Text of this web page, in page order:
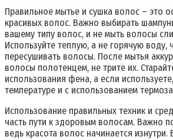
Правильное мытье и сушка волос – это
красивых волос. Важно выбирать
вашему типу волос, и не мыть волосы
Используйте теплую, а не горячую воду,
пересушивать волосы. После мытья
волосы полотенцем, не трите их.
использования фена, а если
температуре и с использованием
Использование правильных техник и
часть пути к здоровым волосам. Важно
ведь красота волос начинается